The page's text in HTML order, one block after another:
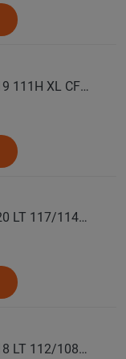
COMFORSER Автошина 255/55 R19 111H XL CF1100 RWL лето
COMFORSER Автошина 255/55 R20 LT 117/114S CF1100 RWL 10PR лето
COMFORSER Автошина 255/60 R18 LT 112/108S CF1100 RWL лето